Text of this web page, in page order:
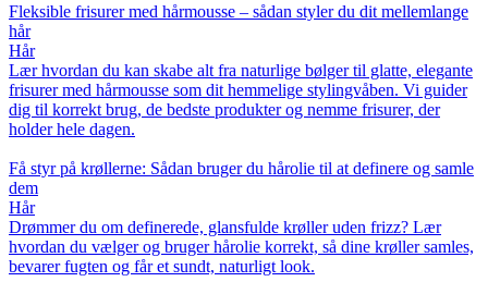
Fleksible frisurer med hårmousse – sådan styler du dit mellemlange
hår
Hår
Lær hvordan du kan skabe alt fra naturlige bølger til glatte, elegante
frisurer med hårmousse som dit hemmelige stylingvåben. Vi guider
dig til korrekt brug, de bedste produkter og nemme frisurer, der
holder hele dagen.
Få styr på krøllerne: Sådan bruger du hårolie til at definere og samle
dem
Hår
Drømmer du om definerede, glansfulde krøller uden frizz? Lær
hvordan du vælger og bruger hårolie korrekt, så dine krøller samles,
bevarer fugten og får et sundt, naturligt look.